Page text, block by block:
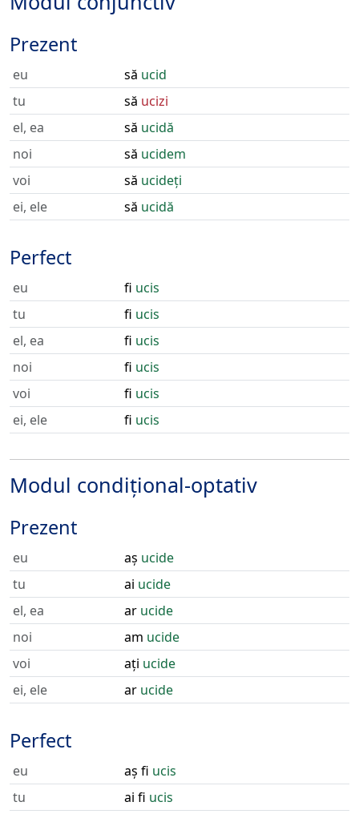
Prezent
eu să ucid
tu
să ucizi
el, ea
să ucidă
noi
să ucidem
voi
să ucideți
ei, ele
să ucidă
Perfect
eu fi ucis
tu
fi ucis
el, ea
fi ucis
noi
fi ucis
voi
fi ucis
ei, ele
fi ucis
Modul condițional-optativ
Prezent
eu aș ucide
tu
ai ucide
el, ea
ar ucide
noi
am ucide
voi
ați ucide
ei, ele
ar ucide
Perfect
eu aș fi ucis
tu
ai fi ucis